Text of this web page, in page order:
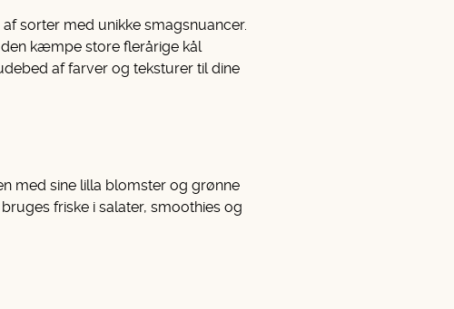
sorter med unikke smagsnuancer.
kæmpe store flerårige kål
af farver og teksturer til dine
med sine lilla blomster og grønne
friske i salater, smoothies og